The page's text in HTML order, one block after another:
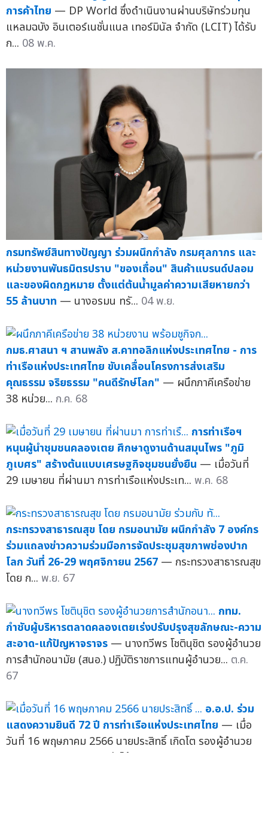
การค้าไทย — DP World ซึ่งดำเนินงานผ่านบริษัทร่วมทุน
แหลมฉบัง อินเตอร์เนชั่นแนล เทอร์มินัล จำกัด (LCIT) ได้รับ
ก... 08 พ.ค.
กรมทรัพย์สินทางปัญญา ร่วมผนึกกำลัง กรมศุลกากร และ
หน่วยงานพันธมิตรปราบ "ของเถื่อน" สินค้าแบรนด์ปลอม
และของผิดกฎหมาย ตั้งแต่ต้นน้ำมูลค่าความเสียหายกว่า
55 ล้านบาท — นางอรมน ทรั... 04 พ.ย.
กมธ.ศาสนา ฯ สานพลัง ส.คาทอลิกแห่งประเทศไทย - การ
ท่าเรือแห่งประเทศไทย ขับเคลื่อนโครงการส่งเสริม
คุณธรรม จริยธรรม "คนดีรักษ์โลก" — ผนึกภาคีเครือข่าย
38 หน่วย... ก.ค. 68
การท่าเรือฯ
หนุนผู้นำชุมชนคลองเตย ศึกษาดูงานด้านสมุนไพร "ภูมิ
ภูเบศร" สร้างต้นแบบเศรษฐกิจชุมชนยั่งยืน — เมื่อวันที่
29 เมษายน ที่ผ่านมา การท่าเรือแห่งประเท... พ.ค. 68
กระทรวงสาธารณสุข โดย กรมอนามัย ผนึกกำลัง 7 องค์กร
ร่วมแถลงข่าวความร่วมมือการจัดประชุมสุขภาพช่องปาก
โลก วันที่ 26-29 พฤศจิกายน 2567 — กระทรวงสาธารณสุข
โดย ก... พ.ย. 67
กทม.
กำชับผู้บริหารตลาดคลองเตยเร่งปรับปรุงสุขลักษณะ-ความ
สะอาด-แก้ปัญหาจราจร — นางทวีพร โชตินุชิต รองผู้อำนวย
การสำนักอนามัย (สนอ.) ปฏิบัติราชการแทนผู้อำนวย... ต.ค.
67
อ.อ.ป. ร่วม
แสดงความยินดี 72 ปี การท่าเรือแห่งประเทศไทย — เมื่อ
วันที่ 16 พฤษภาคม 2566 นายประสิทธิ์ เกิดโต รองผู้อำนวย
การองค์การอุตสาหกรรมป่าไม้ สายบริหาร เ...